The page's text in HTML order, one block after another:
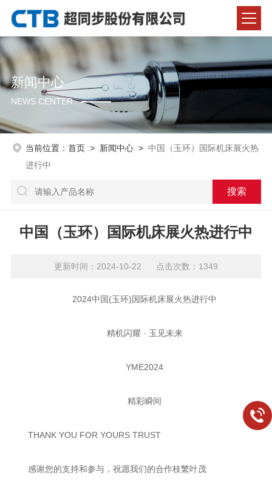
新闻中心
NEWS CENTER
当前位置： 首页> 新闻中心> 中国（玉环）国际机床展火热
进行中
中国（玉环）国际机床展火热进行中
更新时间：2024-10-22 点击次数：1349
2024中国(玉环)国际机床展火热进行中
精机闪耀 · 玉见未来
YME2024
精彩瞬间
THANK YOU FOR YOURS TRUST
感谢您的支持和参与，祝愿我们的合作枝繁叶茂